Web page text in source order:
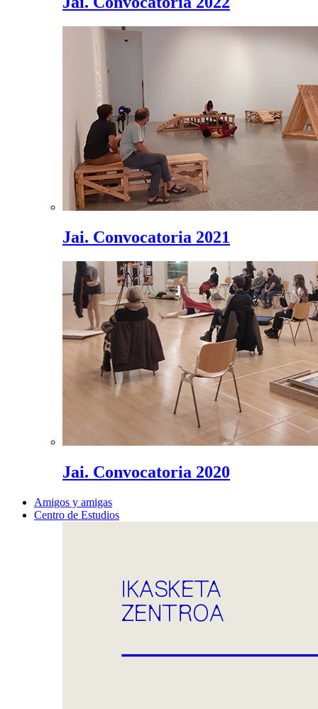
Jai. Convocatoria 2021
Jai. Convocatoria 2020
Amigos y amigas
Centro de Estudios